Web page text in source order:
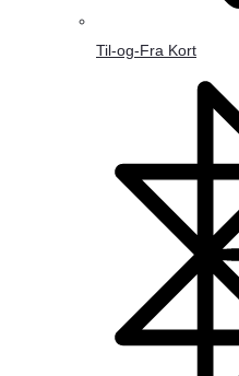
Til-og-Fra Kort